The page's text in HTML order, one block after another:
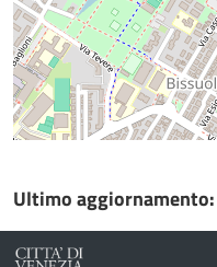
Ultimo aggiornamento: